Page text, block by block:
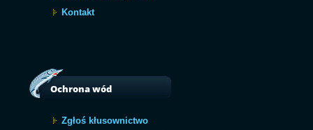
Kontakt
Ochrona wód
Zgłoś kłusownictwo